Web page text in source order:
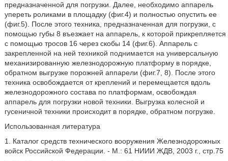
предназначенной для погрузки. Далее, необходимо аппарель
упереть роликами в площадку (фиг.4) и полностью опустить ее
(фиг.5). После этого техника, предназначенная для погрузки, с
помощью губы 8 въезжает на аппарель, к которой прикрепляется
с помощью тросов 16 через скобы 14 (фиг.6). Аппарель с
закрепленной на ней техникой поднимается на универсальную
механизированную железнодорожную платформу в порядке,
обратном выгрузке порожней аппарели (фиг.7, 8). После этого
техника освобождается от креплений и перемещается вдоль
железнодорожного состава по платформам, освобождая
аппарель для погрузки новой техники. Выгрузка колесной и
гусеничной техники происходит в порядке, обратном погрузке.
Использованная литература
1. Каталог средств технического вооружения Железнодорожных
войск Российской Федерации. - М.: 61 НИИИ ЖДВ, 2003 г., стр.75